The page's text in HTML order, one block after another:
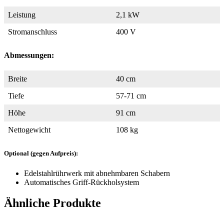
Leistung
2,1 kW
Stromanschluss
400 V
Abmessungen:
Breite
40 cm
Tiefe
57-71 cm
Höhe
91 cm
Nettogewicht
108 kg
Optional (gegen Aufpreis):
Edelstahlrührwerk mit abnehmbaren Schabern
Automatisches Griff-Rückholsystem
Ähnliche Produkte